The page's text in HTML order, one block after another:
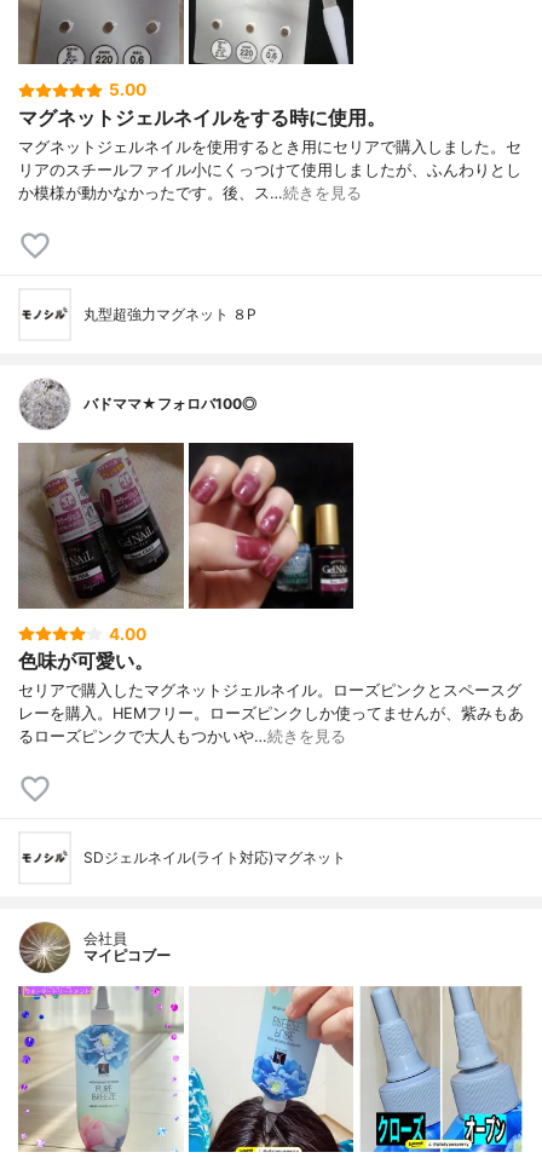
5.00
マグネットジェルネイルをする時に使用。
マグネットジェルネイルを使用するとき用にセリアで購入しました。セ
リアのスチールファイル小にくっつけて使用しましたが、ふんわりとし
か模様が動かなかったです。後、ス…続きを見る
丸型超強力マグネット ８P
バドママ★フォロバ100◎
4.00
色味が可愛い。
セリアで購入したマグネットジェルネイル。ローズピンクとスペースグ
レーを購入。HEMフリー。ローズピンクしか使ってませんが、紫みもあ
るローズピンクで大人もつかいや…続きを見る
SDジェルネイル(ライト対応)マグネット
会社員
マイピコブー